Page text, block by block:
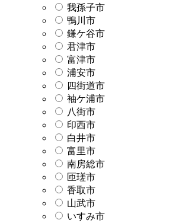
我孫子市
鴨川市
鎌ケ谷市
君津市
富津市
浦安市
四街道市
袖ケ浦市
八街市
印西市
白井市
富里市
南房総市
匝瑳市
香取市
山武市
いすみ市